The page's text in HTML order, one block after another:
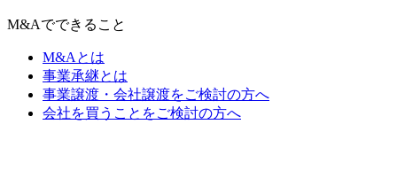
M&Aでできること
M&Aとは
事業承継とは
事業譲渡・会社譲渡をご検討の方へ
会社を買うことをご検討の方へ